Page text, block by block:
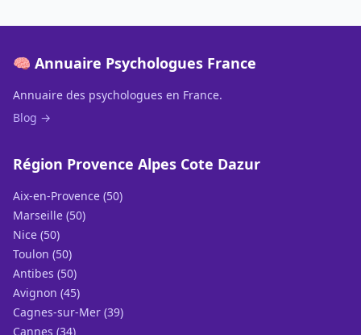
🧠 Annuaire Psychologues France
Annuaire des psychologues en France.
Blog →
Région Provence Alpes Cote Dazur
Aix-en-Provence (50)
Marseille (50)
Nice (50)
Toulon (50)
Antibes (50)
Avignon (45)
Cagnes-sur-Mer (39)
Cannes (34)